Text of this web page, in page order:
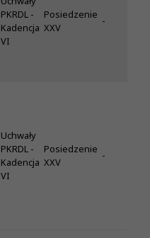
PKRDL -
Kadencja
VI
Posiedzenie
XXV
-
Uchwały
PKRDL -
Kadencja
VI
Posiedzenie
XXV
-